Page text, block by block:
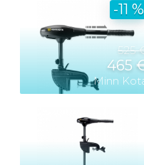
525
465
Minn
-11 %